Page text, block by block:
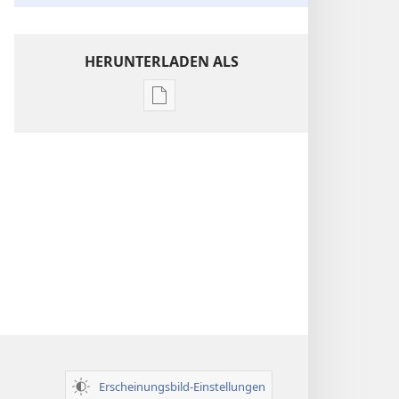
HERUNTERLADEN ALS
Downloadoptionen
Erscheinungsbild-Einstellungen